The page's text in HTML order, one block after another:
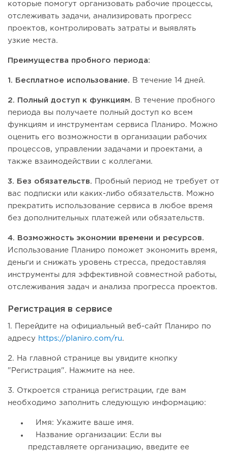
которые помогут организовать рабочие процессы,
отслеживать задачи, анализировать прогресс
проектов, контролировать затраты и выявлять
узкие места.
Преимущества пробного периода:
1. Бесплатное использование. В течение 14 дней.
2. Полный доступ к функциям.
В течение пробного
периода вы получаете полный доступ ко всем
функциям и инструментам сервиса Планиро. Можно
оценить его возможности в организации рабочих
процессов, управлении задачами и проектами, а
также взаимодействии с коллегами.
3. Без обязательств. Пробный период не требует от
вас подписки или каких-либо обязательств. Можно
прекратить использование сервиса в любое время
без дополнительных платежей или обязательств.
4. Возможность экономии времени и ресурсов.
Использование Планиро поможет экономить время,
деньги и снижать уровень стресса, предоставляя
инструменты для эффективной совместной работы,
отслеживания задач и анализа прогресса проектов.
Регистрация в сервисе
1. Перейдите на официальный веб-сайт Планиро по
адресу
https://planiro.com/ru.
2. На главной странице вы увидите кнопку
"Регистрация". Нажмите на нее.
3. Откроется страница регистрации, где вам
необходимо заполнить следующую информацию:
Имя: Укажите ваше имя.
Название организации: Если вы
представляете организацию, введите ее